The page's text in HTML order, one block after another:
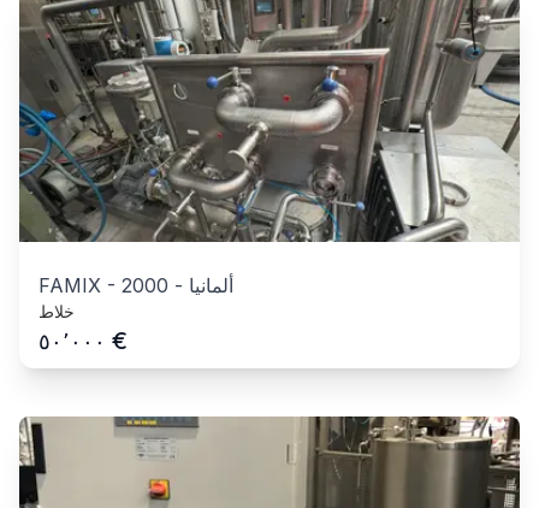
FAMIX - 2000 - ألمانيا
خلاط
٥٠٬٠٠٠ €